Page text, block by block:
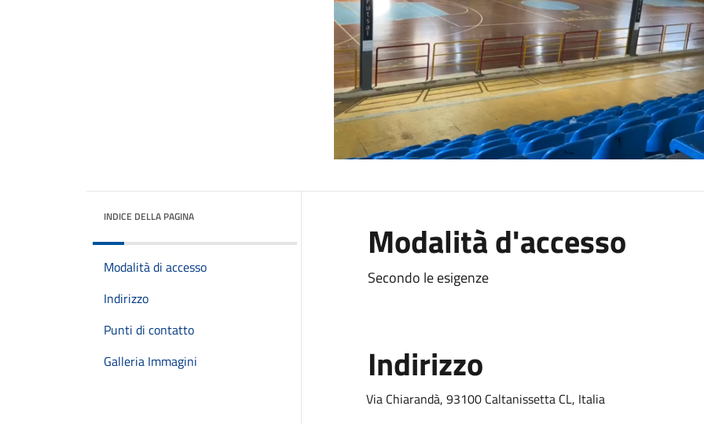
INDICE DELLA PAGINA
Modalità di accesso
Indirizzo
Punti di contatto
Galleria Immagini
Modalità d'accesso
Secondo le esigenze
Indirizzo
Via Chiarandà, 93100 Caltanissetta CL, Italia